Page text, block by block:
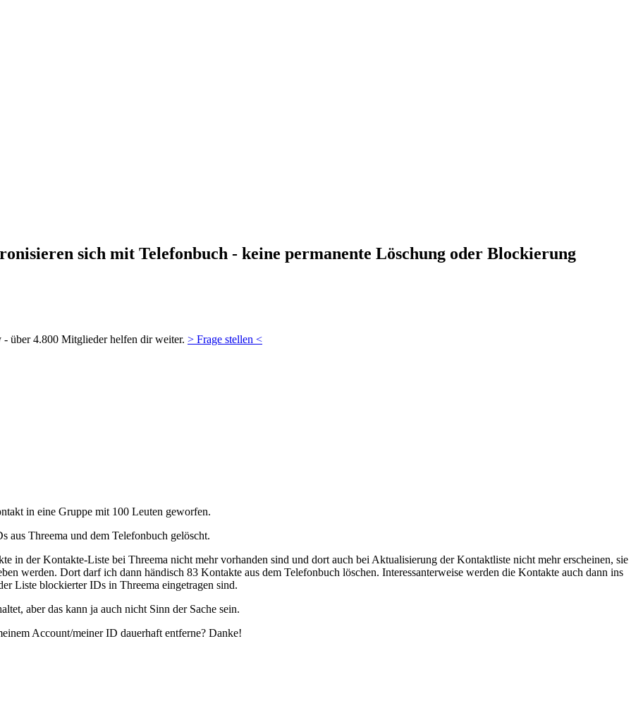
sich mit Telefonbuch - keine permanente Löschung oder Blockierung
über 4.800 Mitglieder helfen dir weiter. > Frage stellen <
in eine Gruppe mit 100 Leuten geworfen.
aus Threema und dem Telefonbuch gelöscht.
in der Kontakte-Liste bei Threema nicht mehr vorhanden sind und dort auch bei Aktualisierung der Kontaktliste nicht mehr erscheinen, sie
werden. Dort darf ich dann händisch 83 Kontakte aus dem Telefonbuch löschen. Interessanterweise werden die Kontakte auch dann ins
Liste blockierter IDs in Threema eingetragen sind.
aber das kann ja auch nicht Sinn der Sache sein.
Account/meiner ID dauerhaft entferne? Danke!